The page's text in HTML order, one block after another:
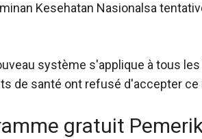
Kesehatan Nasional sa
système s'applique à tous
de santé ont refusé d'accepter
gratuit